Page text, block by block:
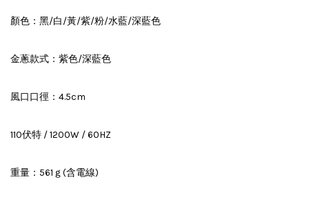
顏色：黑/白/黃/紫/粉/水藍/深藍色
金蔥款式：紫色/深藍色
風口口徑：4.5cm
110伏特 / 1200W / 60HZ
重量：561ｇ(含電線)